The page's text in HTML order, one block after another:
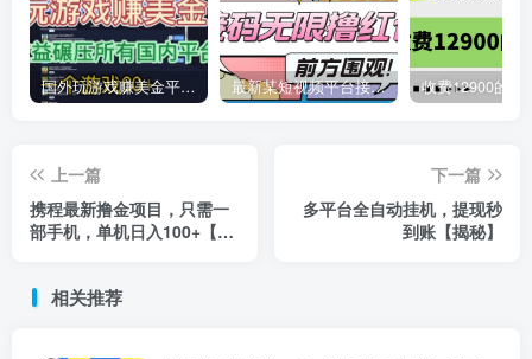
国外玩游戏赚美金平台，一个游戏60+，收益碾压国内所有平台 最新某短视频平台接码看广告，无限撸1.3元项目【软件+详细操作教程】
上一篇
携程最新撸金项目，只需一
部手机，单机日入100+【揭
下一篇
多平台全自动挂机，提现秒
到账【揭秘】
相关推荐